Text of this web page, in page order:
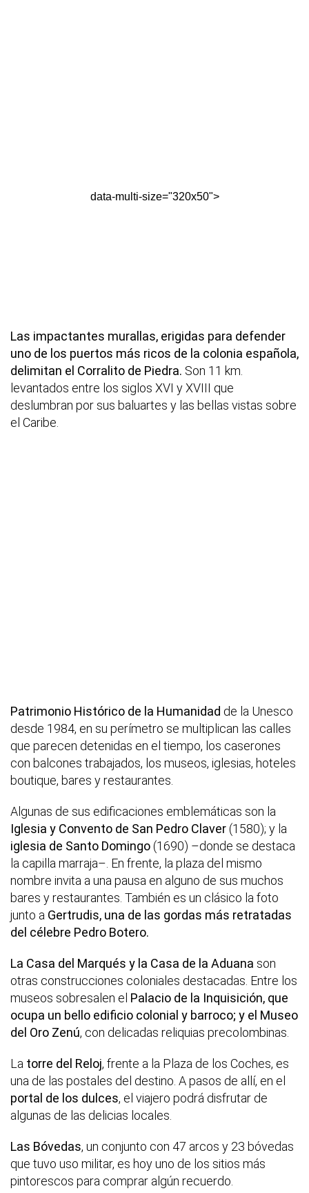
data-multi-size="320x50">
Las impactantes murallas, erigidas para defender
uno de los puertos más ricos de la colonia española,
delimitan el Corralito de Piedra. Son 11 km.
levantados entre los siglos XVI y XVIII que
deslumbran por sus baluartes y las bellas vistas sobre
el Caribe.
Patrimonio Histórico de la Humanidad de la Unesco
desde 1984, en su perímetro se multiplican las calles
que parecen detenidas en el tiempo, los caserones
con balcones trabajados, los museos, iglesias, hoteles
boutique, bares y restaurantes.
Algunas de sus edificaciones emblemáticas son la
Iglesia y Convento de San Pedro Claver (1580); y la
iglesia de Santo Domingo (1690) –donde se destaca
la capilla marraja–. En frente, la plaza del mismo
nombre invita a una pausa en alguno de sus muchos
bares y restaurantes. También es un clásico la foto
junto a Gertrudis, una de las gordas más retratadas
del célebre Pedro Botero.
La Casa del Marqués y la Casa de la Aduana son
otras construcciones coloniales destacadas. Entre los
museos sobresalen el Palacio de la Inquisición, que
ocupa un bello edificio colonial y barroco; y el Museo
del Oro Zenú, con delicadas reliquias precolombinas.
La torre del Reloj, frente a la Plaza de los Coches, es
una de las postales del destino. A pasos de allí, en el
portal de los dulces, el viajero podrá disfrutar de
algunas de las delicias locales.
Las Bóvedas, un conjunto con 47 arcos y 23 bóvedas
que tuvo uso militar, es hoy uno de los sitios más
pintorescos para comprar algún recuerdo.